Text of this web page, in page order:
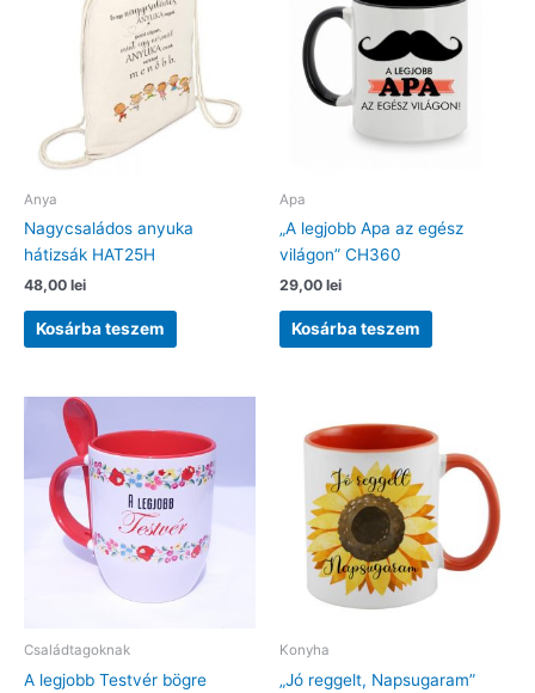
termékoldalon
választhatók
ki
Anya
Nagycsaládos anyuka
hátizsák HAT25H
48,00 lei
Kosárba teszem
Apa
„A legjobb Apa az egész
világon” CH360
29,00 lei
Kosárba teszem
Családtagoknak
A legjobb Testvér bögre
Konyha
„Jó reggelt, Napsugaram”